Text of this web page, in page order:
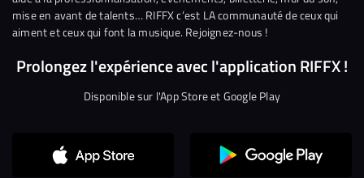
Continuer sans accepter
mise en avant de talents… RIFFX c’est LA communauté de ceux qui
aiment et ceux qui font la musique. Rejoignez-nous !
Prolongez l'expérience avec l'application RIFFX !
Disponible sur l'App Store et Google Play